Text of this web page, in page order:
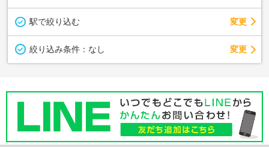
駅で絞り込む 変更
絞り込み条件： なし 変更